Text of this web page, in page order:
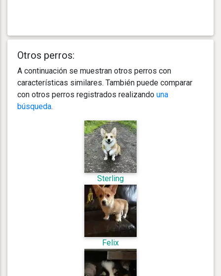
Otros perros:
A continuación se muestran otros perros con
características similares. También puede comparar
con otros perros registrados realizando una
búsqueda.
Sterling
Felix